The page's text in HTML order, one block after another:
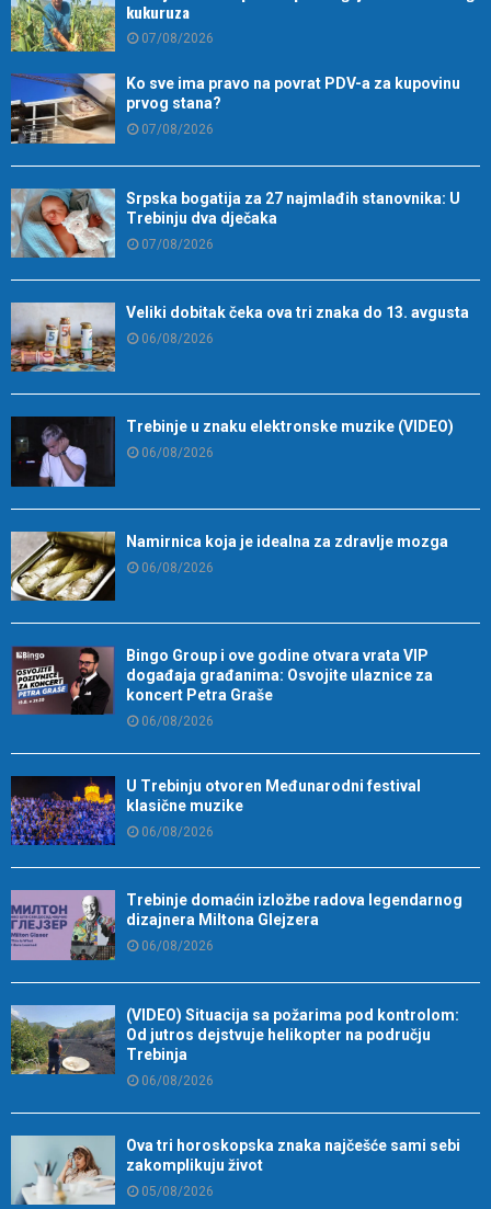
kukuruza
07/08/2026
Ko sve ima pravo na povrat PDV-a za kupovinu
prvog stana?
07/08/2026
Srpska bogatija za 27 najmlađih stanovnika: U
Trebinju dva dječaka
07/08/2026
Veliki dobitak čeka ova tri znaka do 13. avgusta
06/08/2026
Trebinje u znaku elektronske muzike (VIDEO)
06/08/2026
Namirnica koja je idealna za zdravlje mozga
06/08/2026
Bingo Group i ove godine otvara vrata VIP
događaja građanima: Osvojite ulaznice za
koncert Petra Graše
06/08/2026
U Trebinju otvoren Međunarodni festival
klasične muzike
06/08/2026
Trebinje domaćin izložbe radova legendarnog
dizajnera Miltona Glejzera
06/08/2026
(VIDEO) Situacija sa požarima pod kontrolom:
Od jutros dejstvuje helikopter na području
Trebinja
06/08/2026
Ova tri horoskopska znaka najčešće sami sebi
zakomplikuju život
05/08/2026